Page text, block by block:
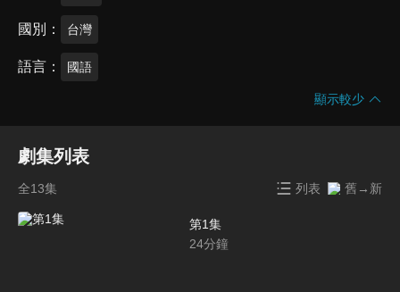
國別 台灣
語言 國語
顯示較少
劇集列表
全13集 列表 舊→新
第1集
24分鐘